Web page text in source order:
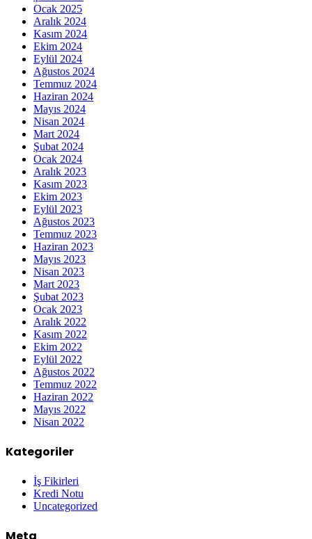
Ocak 2025
Aralık 2024
Kasım 2024
Ekim 2024
Eylül 2024
Ağustos 2024
Temmuz 2024
Haziran 2024
Mayıs 2024
Nisan 2024
Mart 2024
Şubat 2024
Ocak 2024
Aralık 2023
Kasım 2023
Ekim 2023
Eylül 2023
Ağustos 2023
Temmuz 2023
Haziran 2023
Mayıs 2023
Nisan 2023
Mart 2023
Şubat 2023
Ocak 2023
Aralık 2022
Kasım 2022
Ekim 2022
Eylül 2022
Ağustos 2022
Temmuz 2022
Haziran 2022
Mayıs 2022
Nisan 2022
Kategoriler
İş Fikirleri
Kredi Notu
Uncategorized